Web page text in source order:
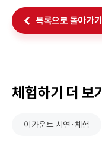
목록으로 돌아가기
체험하기 더 보기
이카운트 시연·체험